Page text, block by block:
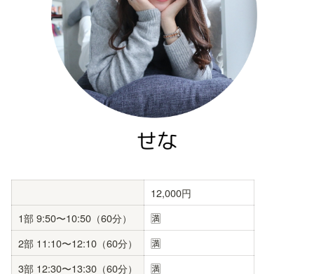
12,000円
1部 9:50〜10:50（60分）
🈵
2部 11:10〜12:10（60分）
🈵
3部 12:30〜13:30（60分）
🈵